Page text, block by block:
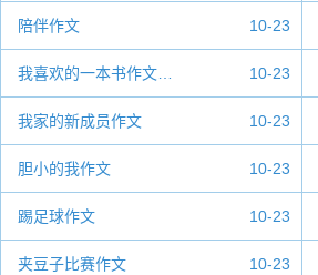
陪伴作文 10-23
我喜欢的一本书作文… 10-23
我家的新成员作文 10-23
胆小的我作文 10-23
踢足球作文 10-23
夹豆子比赛作文 10-23